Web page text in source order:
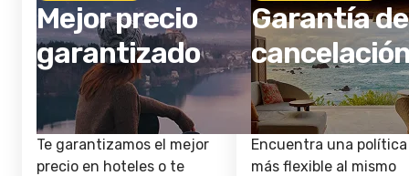
Mejor precio
garantizado
Te garantizamos el mejor
precio en hoteles o te
Garantía de
Encuentra una política
más flexible al mismo